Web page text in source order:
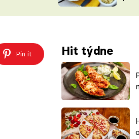
ŠÉFREDAKTORKY
ČASOPIS
Pin it Hit týdne